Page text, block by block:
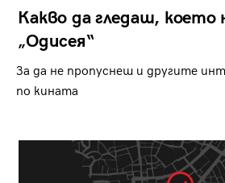
Какво да гледаш, което
„Одисея“
За да не пропуснеш и другите
по кината